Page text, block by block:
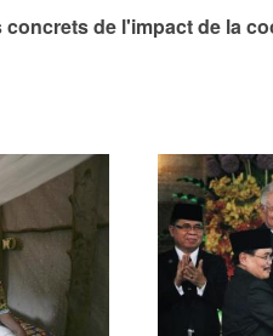
de l'impact de la